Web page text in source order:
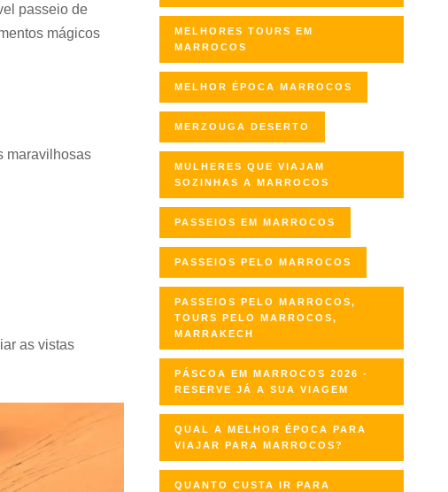
passeio de
mágicos
maravilhosas
as vistas
MELHORES TOURS EM
MARROCOS
MELHOR ÉPOCA MARROCOS
MERZOUGA DESERTO
MULHERES QUE VIAJAM
SOZINHAS A MARROCOS
PASSEIOS EM MARROCOS
PASSEIOS PELO MARROCOS
PASSEIOS PELO MARROCOS,
TOURS PELO MARROCOS,
MARRAKECH
PÁSCOA EM MARROCOS 2026 -
RESERVE JÁ A SUA VIAGEM
QUAL A MELHOR ÉPOCA PARA
VIAJAR PARA MARROCOS?
QUANTO CUSTA IR PARA